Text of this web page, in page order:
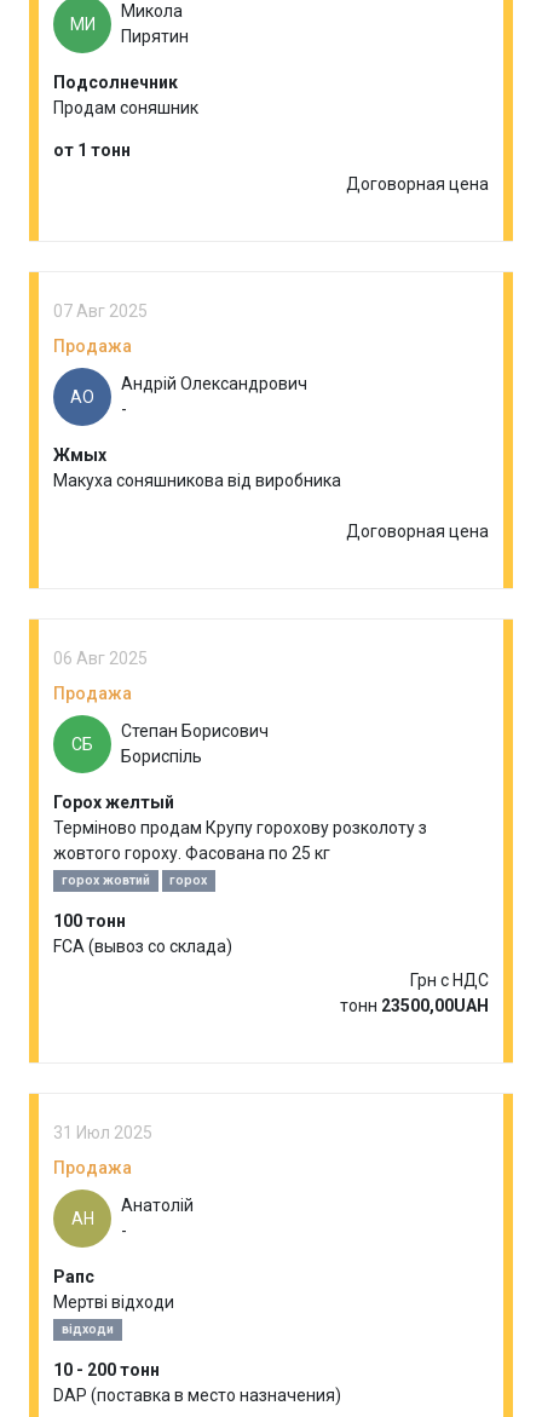
МИ
Микола
Пирятин
Подсолнечник
Продам соняшник
от 1 тонн
Договорная цена
07 Авг 2025
Продажа
АО
Андрій Олександрович
-
Жмых
Макуха соняшникова від виробника
Договорная цена
06 Авг 2025
Продажа
СБ
Степан Борисович
Бориспіль
Горох желтый
Терміново продам Крупу горохову розколоту з
жовтого гороху. Фасована по 25 кг
горох жовтий горох
100 тонн
FCA (вывоз со склада)
Грн с НДС
тонн 23500,00UAH
31 Июл 2025
Продажа
АН
Анатолій
-
Рапс
Мертві відходи
відходи
10 - 200 тонн
DAP (поставка в место назначения)